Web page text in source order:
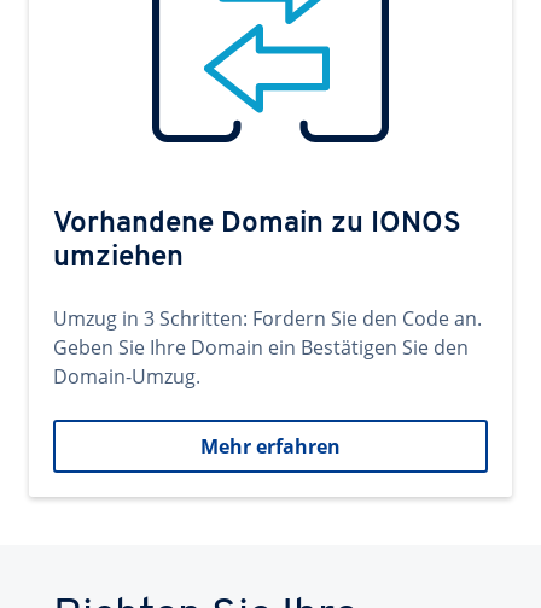
Vorhandene Domain zu IONOS
umziehen
Umzug in 3 Schritten: Fordern Sie den Code an.
Geben Sie Ihre Domain ein Bestätigen Sie den
Domain-Umzug.
Mehr erfahren